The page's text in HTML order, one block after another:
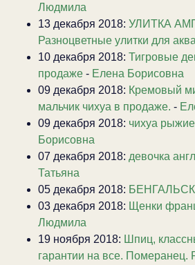
Людмила
13 декабря 2018: УЛИТКА
Разноцветные улитки для
10 декабря 2018: Тигровые
продаже - Елена Борисовна
09 декабря 2018: Кремовый
мальчик чихуа в продаже. -
09 декабря 2018: чихуа
Борисовна
07 декабря 2018: девочка
Татьяна
05 декабря 2018:
03 декабря 2018: Щенки
Людмила
19 ноября 2018: Шпиц,
гарантии на все. Померанец.